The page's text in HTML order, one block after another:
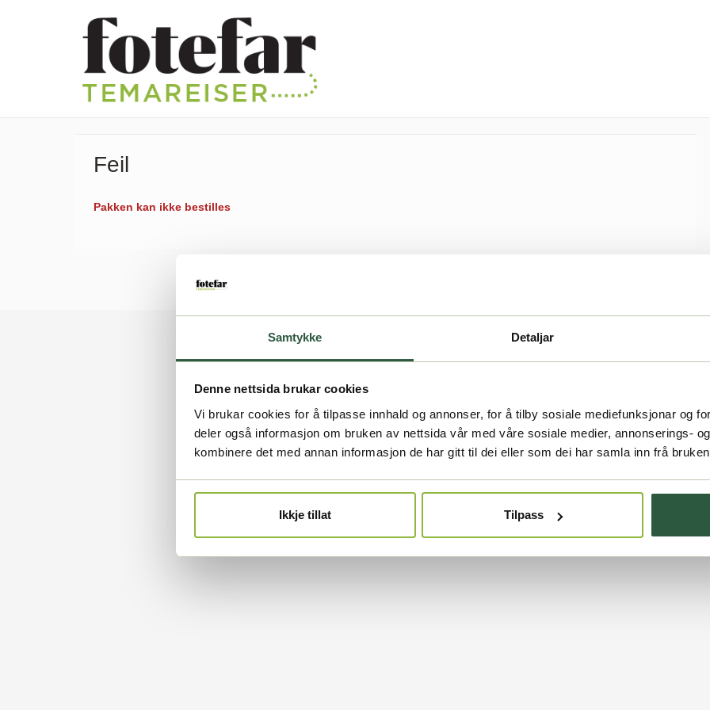
Samtykke Detaljar
Denne nettsida brukar cookies
Vi brukar cookies for å tilpasse innhald og annonser, for å tilby sosiale mediefunksjonar og
deler også informasjon om bruken av nettsida vår med våre sosiale medier, annonserings-
kombinere det med annan informasjon de har gitt til dei eller som dei har samla inn frå
Ikkje tillat Tilpass
Feil
Pakken kan ikke bestilles